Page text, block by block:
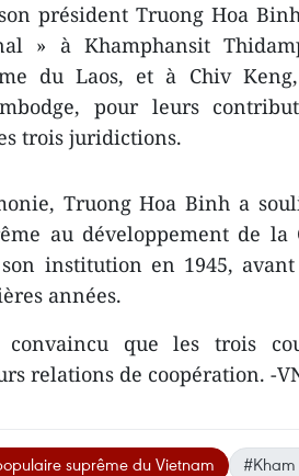
président Truong Hoa
» à Khamphansit
du Laos, et à Chiv
pour leurs
trois juridictions.
Truong Hoa Binh a
au développement de la
institution en 1945,
années.
convaincu que les trois
relations de coopération. -
suprême du Vietnam
#Kham